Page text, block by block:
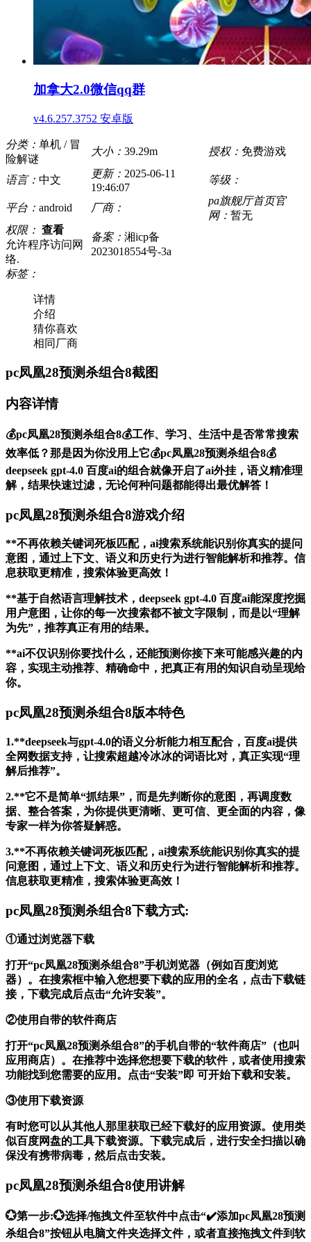
加拿大2.0微信qq群
v4.6.257.3752 安卓版
分类： 单机 / 冒
险解谜
大小： 39.29m 授权： 免费游戏
语言： 中文
更新： 2025-06-11
19:46:07
等级：
平台： android 厂商：
pa旗舰厅首页官
网： 暂无
权限： 查看
允许程序访问网
络.
备案： 湘icp备
2023018554号-3a
标签：
详情
介绍
猜你喜欢
相同厂商
pc凤凰28预测杀组合8截图
内容详情
💰pc凤凰28预测杀组合8💰工作、学习、生活中是否常常搜索
效率低？那是因为你没用上它💰pc凤凰28预测杀组合8💰
deepseek gpt-4.0 百度ai的组合就像开启了ai外挂，语义精准理
解，结果快速过滤，无论何种问题都能得出最优解答！
pc凤凰28预测杀组合8游戏介绍
**不再依赖关键词死板匹配，ai搜索系统能识别你真实的提问
意图，通过上下文、语义和历史行为进行智能解析和推荐。信
息获取更精准，搜索体验更高效！
**基于自然语言理解技术，deepseek gpt-4.0 百度ai能深度挖掘
用户意图，让你的每一次搜索都不被文字限制，而是以“理解
为先”，推荐真正有用的结果。
**ai不仅识别你要找什么，还能预测你接下来可能感兴趣的内
容，实现主动推荐、精确命中，把真正有用的知识自动呈现给
你。
pc凤凰28预测杀组合8版本特色
1.**deepseek与gpt-4.0的语义分析能力相互配合，百度ai提供
全网数据支持，让搜索超越冷冰冰的词语比对，真正实现“理
解后推荐”。
2.**它不是简单“抓结果”，而是先判断你的意图，再调度数
据、整合答案，为你提供更清晰、更可信、更全面的内容，像
专家一样为你答疑解惑。
3.**不再依赖关键词死板匹配，ai搜索系统能识别你真实的提
问意图，通过上下文、语义和历史行为进行智能解析和推荐。
信息获取更精准，搜索体验更高效！
pc凤凰28预测杀组合8下载方式:
①通过浏览器下载
打开“pc凤凰28预测杀组合8”手机浏览器（例如百度浏览
器）。在搜索框中输入您想要下载的应用的全名，点击下载链
接，下载完成后点击“允许安装”。
②使用自带的软件商店
打开“pc凤凰28预测杀组合8”的手机自带的“软件商店”（也叫
应用商店）。在推荐中选择您想要下载的软件，或者使用搜索
功能找到您需要的应用。点击“安装”即 可开始下载和安装。
③使用下载资源
有时您可以从其他人那里获取已经下载好的应用资源。使用类
似百度网盘的工具下载资源。下载完成后，进行安全扫描以确
保没有携带病毒，然后点击安装。
pc凤凰28预测杀组合8使用讲解
💮第一步:💮选择/拖拽文件至软件中点击“✔️添加pc凤凰28预测
杀组合8”按钮从电脑文件夹选择文件，或者直接拖拽文件到软